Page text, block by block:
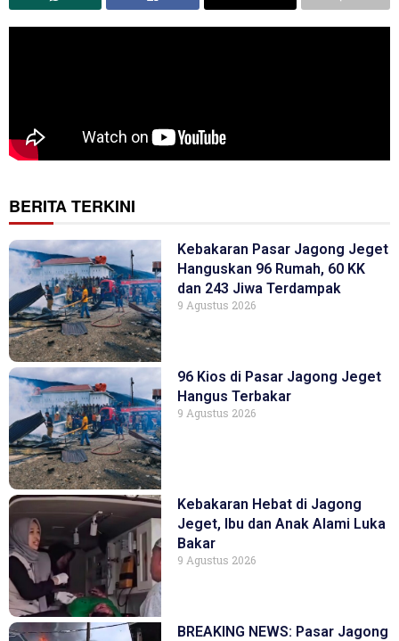
BERITA TERKINI
Kebakaran Pasar Jagong Jeget
Hanguskan 96 Rumah, 60 KK
dan 243 Jiwa Terdampak
9 Agustus 2026
96 Kios di Pasar Jagong Jeget
Hangus Terbakar
9 Agustus 2026
Kebakaran Hebat di Jagong
Jeget, Ibu dan Anak Alami Luka
Bakar
9 Agustus 2026
BREAKING NEWS: Pasar Jagong